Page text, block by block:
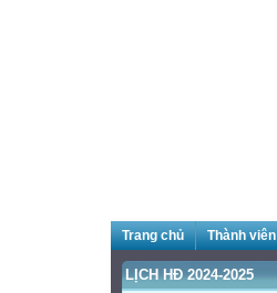
Trang chủ Thành viên
LỊCH HĐ 2024-2025